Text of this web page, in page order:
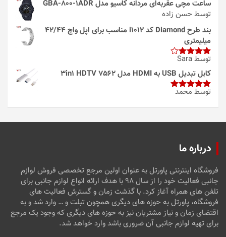
ساعت مچی عقربه‌ای مردانه کاسیو مدل GBA-800-1ADR
توسط حسن زاده
بند طرح Diamond کد i1012 مناسب برای اپل واچ 42/44
میلیمتری
امتیاز4
از 5
توسط Sara
کابل تبدیل USB به HDMI مدل 3in1 HDTV 7562
امتیاز5از
توسط محمد
درباره ما
فروشگاه اینترنتی پاورتل به عنوان اولین مرجع تخصصی فروش لوازم
جانبی فعالیت خود را از سال ۹۸ با هدف ارائه انواع لوازم جانبی برای
تلفن های همراه آغاز کرد. با گذشت زمان و گسترش فعالیت های
فروشگاه، پاورتل به حوزه های دیگری همچون تبلت و … وارد شد و به
اقتضای زمان و نیاز مشتریان نیز به حوزه های دیگری که وجود یک مرجع
برای تهیه لوازم جانبی آن ضروری باشد وارد خواهد شد.